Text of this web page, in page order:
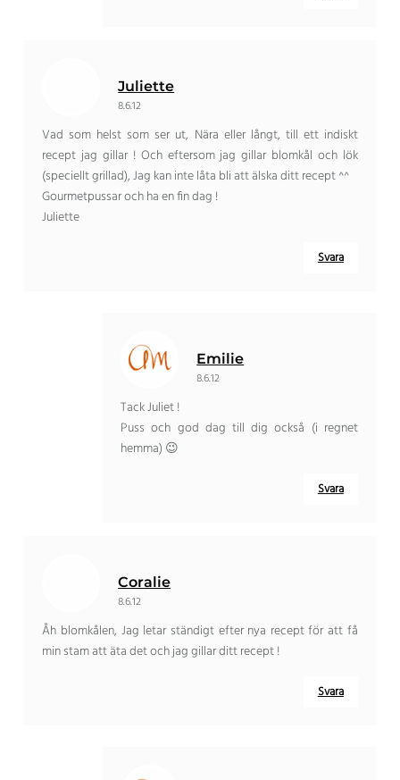
Juliette
8.6.12
Vad som helst som ser ut, Nära eller långt, till ett indiskt
recept jag gillar ! Och eftersom jag gillar blomkål och lök
(speciellt grillad), Jag kan inte låta bli att älska ditt recept ^^
Gourmetpussar och ha en fin dag !
Juliette
Svara
Emilie
8.6.12
Tack Juliet !
Puss och god dag till dig också (i regnet
hemma) 😉
Svara
Coralie
8.6.12
Åh blomkålen, Jag letar ständigt efter nya recept för att få
min stam att äta det och jag gillar ditt recept !
Svara